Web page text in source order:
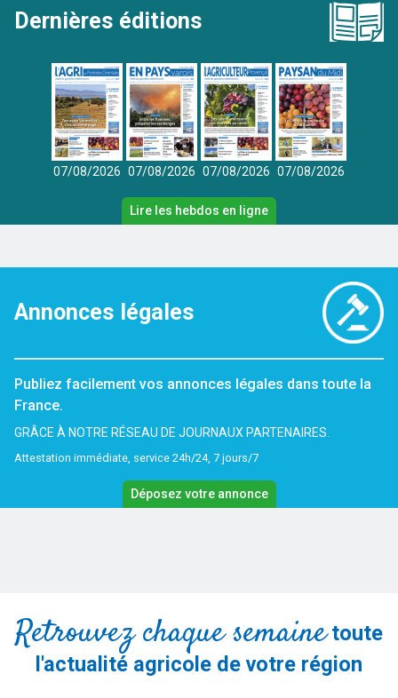
Dernières éditions
07/08/2026 07/08/2026 07/08/2026 07/08/2026
Lire les hebdos en ligne
Annonces légales
Publiez facilement vos annonces légales dans toute la
France.
GRÂCE À NOTRE RÉSEAU DE JOURNAUX PARTENAIRES.
Attestation immédiate, service 24h/24, 7 jours/7
Déposez votre annonce
Retrouvez chaque semainetoute
l'actualité agricole de votre région